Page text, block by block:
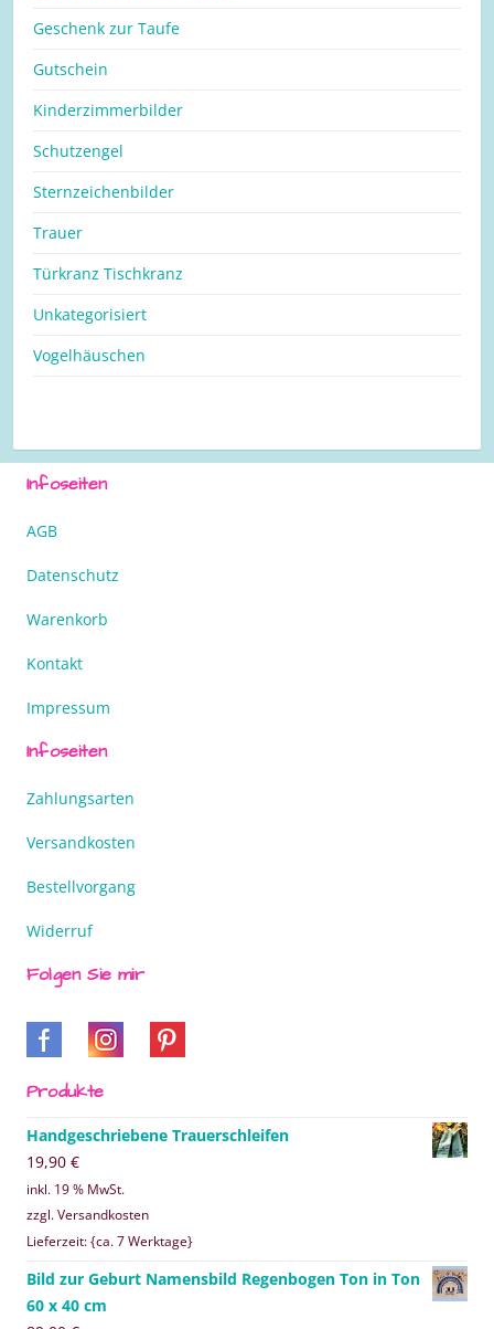
Geschenk zur Taufe
Gutschein
Kinderzimmerbilder
Schutzengel
Sternzeichenbilder
Trauer
Türkranz Tischkranz
Unkategorisiert
Vogelhäuschen
Infoseiten
AGB
Datenschutz
Warenkorb
Kontakt
Impressum
Infoseiten
Zahlungsarten
Versandkosten
Bestellvorgang
Widerruf
Folgen Sie mir
Produkte
Handgeschriebene Trauerschleifen
19,90 €
inkl. 19 % MwSt.
zzgl. Versandkosten
Lieferzeit: {ca. 7 Werktage}
Bild zur Geburt Namensbild Regenbogen Ton in Ton
60 x 40 cm